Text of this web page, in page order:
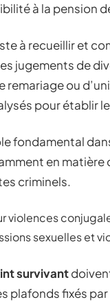
à la pension
à recueillir et
jugements de
remariage ou
pour établir
fondamental
en
criminels.
violences
sexuelles et
survivant
plafonds fixés